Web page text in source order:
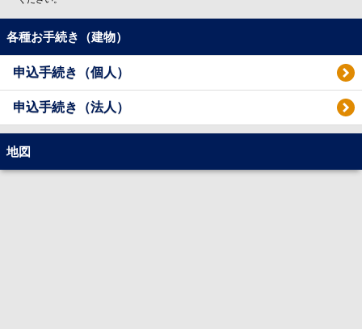
各種お手続き（建物）
申込手続き（個人）
申込手続き（法人）
地図